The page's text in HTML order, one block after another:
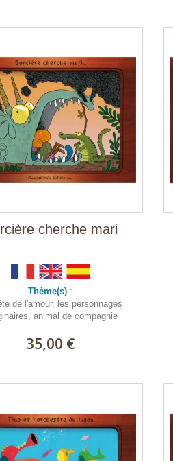
cherche mari
Thème(s) :
de l'amour, les personnages
animal de compagnie
35,00 €